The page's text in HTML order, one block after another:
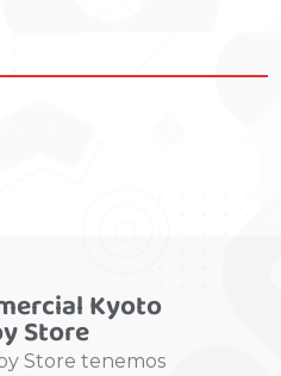
Kyoto
Store
Store tenemos